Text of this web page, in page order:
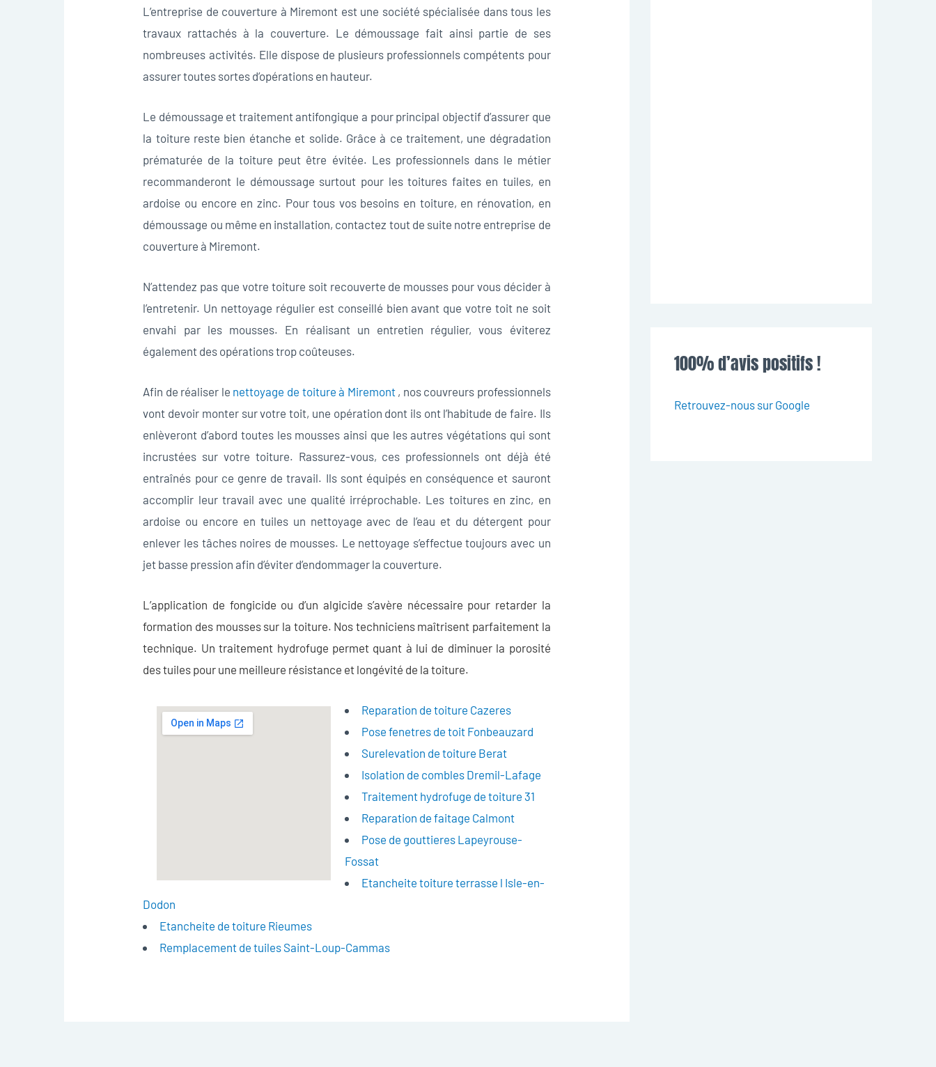
L’entreprise de couverture à Miremont est une société spécialisée dans tous les
travaux rattachés à la couverture. Le démoussage fait ainsi partie de ses
nombreuses activités. Elle dispose de plusieurs professionnels compétents pour
assurer toutes sortes d’opérations en hauteur.
Le démoussage et traitement antifongique a pour principal objectif d’assurer que
la toiture reste bien étanche et solide. Grâce à ce traitement, une dégradation
prématurée de la toiture peut être évitée. Les professionnels dans le métier
recommanderont le démoussage surtout pour les toitures faites en tuiles, en
ardoise ou encore en zinc. Pour tous vos besoins en toiture, en rénovation, en
démoussage ou même en installation, contactez tout de suite notre entreprise de
couverture à Miremont.
N’attendez pas que votre toiture soit recouverte de mousses pour vous décider à
l’entretenir. Un nettoyage régulier est conseillé bien avant que votre toit ne soit
envahi par les mousses. En réalisant un entretien régulier, vous éviterez
également des opérations trop coûteuses.
Afin de réaliser le nettoyage de toiture à Miremont, nos couvreurs professionnels
vont devoir monter sur votre toit, une opération dont ils ont l’habitude de faire. Ils
enlèveront d’abord toutes les mousses ainsi que les autres végétations qui sont
incrustées sur votre toiture. Rassurez-vous, ces professionnels ont déjà été
entraînés pour ce genre de travail. Ils sont équipés en conséquence et sauront
accomplir leur travail avec une qualité irréprochable. Les toitures en zinc, en
ardoise ou encore en tuiles un nettoyage avec de l’eau et du détergent pour
enlever les tâches noires de mousses. Le nettoyage s’effectue toujours avec un
jet basse pression afin d’éviter d’endommager la couverture.
L’application de fongicide ou d’un algicide s’avère nécessaire pour retarder la
formation des mousses sur la toiture. Nos techniciens maîtrisent parfaitement la
technique. Un traitement hydrofuge permet quant à lui de diminuer la porosité
des tuiles pour une meilleure résistance et longévité de la toiture.
Reparation de toiture Cazeres
Pose fenetres de toit Fonbeauzard
Surelevation de toiture Berat
Isolation de combles Dremil-Lafage
Traitement hydrofuge de toiture 31
Reparation de faitage Calmont
Pose de gouttieres Lapeyrouse-
Fossat
Etancheite toiture terrasse l Isle-en-
Dodon
Etancheite de toiture Rieumes
Remplacement de tuiles Saint-Loup-Cammas
100% d’avis positifs !
Retrouvez-nous sur Google